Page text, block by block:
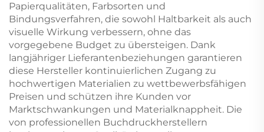
Papierqualitäten, Farbsorten und
Bindungsverfahren, die sowohl Haltbarkeit als auch
visuelle Wirkung verbessern, ohne das
vorgegebene Budget zu übersteigen. Dank
langjähriger Lieferantenbeziehungen garantieren
diese Hersteller kontinuierlichen Zugang zu
hochwertigen Materialien zu wettbewerbsfähigen
Preisen und schützen ihre Kunden vor
Marktschwankungen und Materialknappheit. Die
von professionellen Buchdruckherstellern